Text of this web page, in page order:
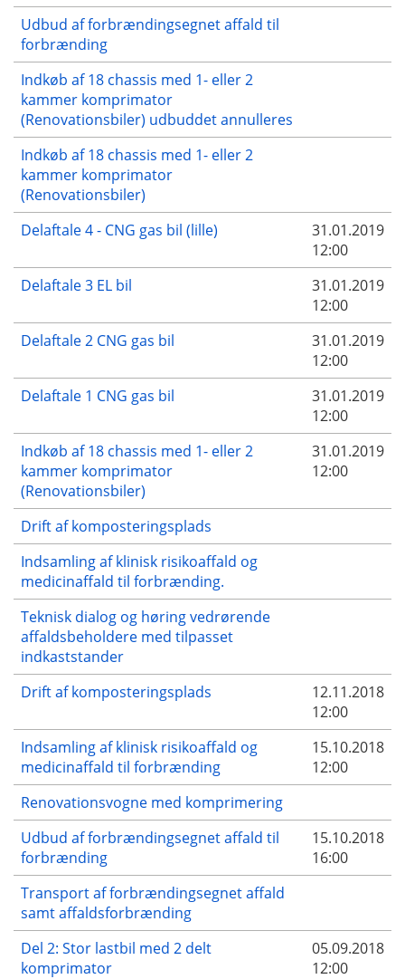
Udbud af forbrændingsegnet affald til
forbrænding
Indkøb af 18 chassis med 1- eller 2
kammer komprimator
(Renovationsbiler) udbuddet annulleres
Indkøb af 18 chassis med 1- eller 2
kammer komprimator
(Renovationsbiler)
Delaftale 4 - CNG gas bil (lille)
31.01.2019
12:00
Delaftale 3 EL bil
31.01.2019
12:00
Delaftale 2 CNG gas bil
31.01.2019
12:00
Delaftale 1 CNG gas bil
31.01.2019
12:00
Indkøb af 18 chassis med 1- eller 2
kammer komprimator
(Renovationsbiler)
31.01.2019
12:00
Drift af komposteringsplads
Indsamling af klinisk risikoaffald og
medicinaffald til forbrænding.
Teknisk dialog og høring vedrørende
affaldsbeholdere med tilpasset
indkaststander
Drift af komposteringsplads
12.11.2018
12:00
Indsamling af klinisk risikoaffald og
medicinaffald til forbrænding
15.10.2018
12:00
Renovationsvogne med komprimering
Udbud af forbrændingsegnet affald til
forbrænding
15.10.2018
16:00
Transport af forbrændingsegnet affald
samt affaldsforbrænding
Del 2: Stor lastbil med 2 delt
komprimator
05.09.2018
12:00